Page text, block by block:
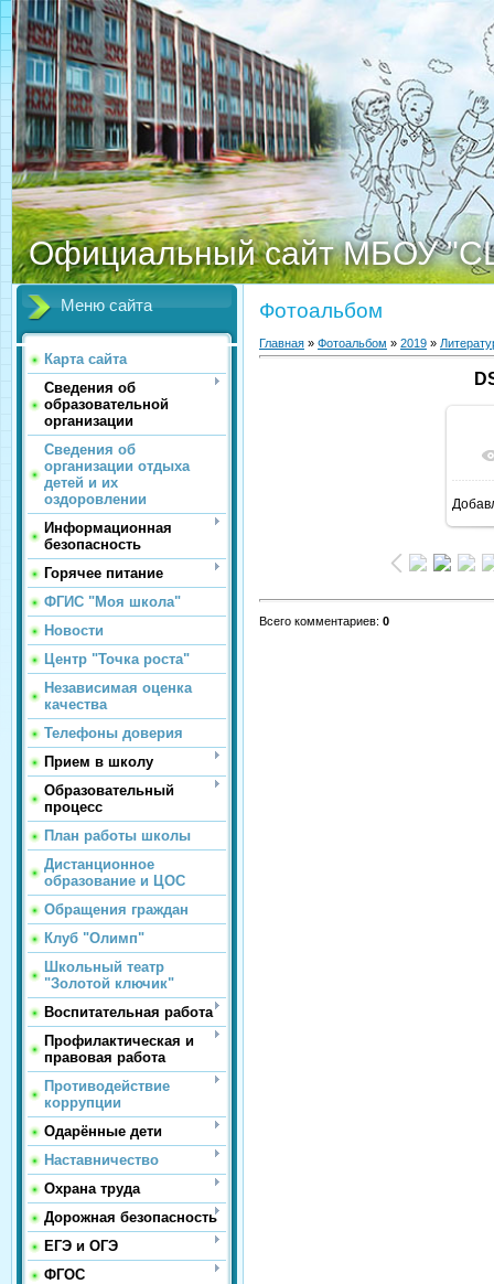
Официальный сайт МБОУ
Меню сайта
Карта сайта
Сведения об
образовательной
организации
Сведения об
организации отдыха
детей и их
оздоровлении
Информационная
безопасность
Горячее питание
ФГИС "Моя школа"
Новости
Центр "Точка роста"
Независимая оценка
качества
Телефоны доверия
Прием в школу
Образовательный
процесс
План работы школы
Дистанционное
образование и ЦОС
Обращения граждан
Клуб "Олимп"
Школьный театр
"Золотой ключик"
Воспитательная работа
Профилактическая и
правовая работа
Противодействие
коррупции
Одарённые дети
Наставничество
Охрана труда
Дорожная безопасность
ЕГЭ и ОГЭ
ФГОС
Фотоальбом
Главная » Фотоальбом » 2019 »
Всего комментариев: 0